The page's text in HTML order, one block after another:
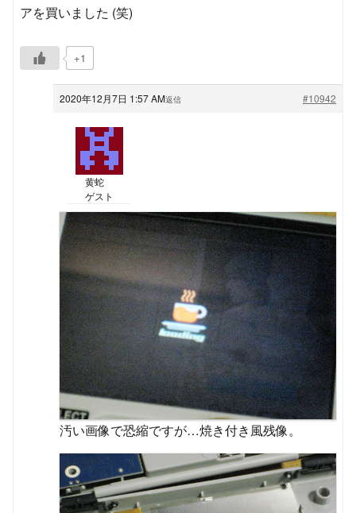
アを買いました (笑)
+1
2020年12月7日 1:57 AM #10942
返信
黄蛇
ゲスト
汚い画像で恐縮ですが…焼き付き風残像。